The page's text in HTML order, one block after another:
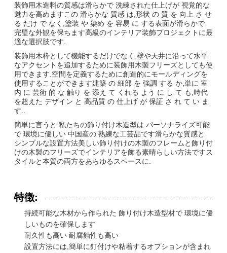
装飾用木造料の質感は滑らかで 洗練された仕上げが 視覚的な
魅力を高めますこの 滑らかな 質感 は,形状 の 質 を 向上 さ せ
る だけ で なく,塗装 や 染め を 容易 に する表面が滑らかで
完璧な外観を保ちます高級のインテリア装飾プロジェクトに最
適な選択肢です.
装飾用木枠として機能するだけでなく,壁や天井に沿って水平
なアクセントを追加するために装飾用木製フリーズとしても使
用できます.空間を定義するために創造的にモールディングを
使用することができます建築 の 細部 を 強調 する か,単に 室
内 に 芸術 的 な 触り を 添え て くれる よう に し て も,時代
を超えた デザイン と 高品質 の 仕上げ が 保証 さ れ て い ま
す..
簡単に言うと 私たちの飾り付け木造型は パーソナライズ可能
で 環境に優しい 中国産の 熟練な工芸品です滑らかな質感と
シンプルな設置方法美しい飾り付けの木製のフレームと飾り付
けの木製のフリーズでインテリアを飾る素晴らしい方法ですス
タイルと本質の両方をあらゆるスペースに.
特徴:
持続可能な木材から作られた 飾り付け木造型材で 環境に優
しいものを確保します
耐久性も高い 耐腐蝕性も高い
設置方法には,簡単に釘付けや粘着するオプションが含まれ